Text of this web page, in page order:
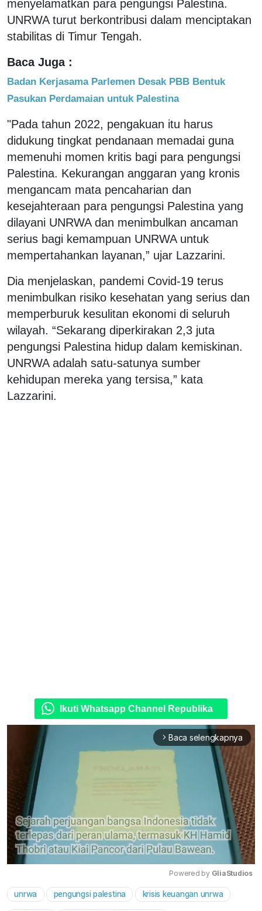
menyelamatkan para pengungsi Palestina.
UNRWA turut berkontribusi dalam menciptakan
stabilitas di Timur Tengah.
Baca Juga :
Badan Kerjasama Parlemen Desak PBB Bentuk
Pasukan Perdamaian untuk Palestina
"Pada tahun 2022, pengakuan itu harus
didukung tingkat pendanaan memadai guna
memenuhi momen kritis bagi para pengungsi
Palestina. Kekurangan anggaran yang kronis
mengancam mata pencaharian dan
kesejahteraan para pengungsi Palestina yang
dilayani UNRWA dan menimbulkan ancaman
serius bagi kemampuan UNRWA untuk
mempertahankan layanan,” ujar Lazzarini.
Dia menjelaskan, pandemi Covid-19 terus
menimbulkan risiko kesehatan yang serius dan
memperburuk kesulitan ekonomi di seluruh
wilayah. “Sekarang diperkirakan 2,3 juta
pengungsi Palestina hidup dalam kemiskinan.
UNRWA adalah satu-satunya sumber
kehidupan mereka yang tersisa,” kata
Lazzarini.
Ikuti Whatsapp Channel Republika
arrow_forward_ios Baca selengkapnya
Mute
Powered by GliaStudios
unrwa pengungsi palestina krisis keuangan unrwa